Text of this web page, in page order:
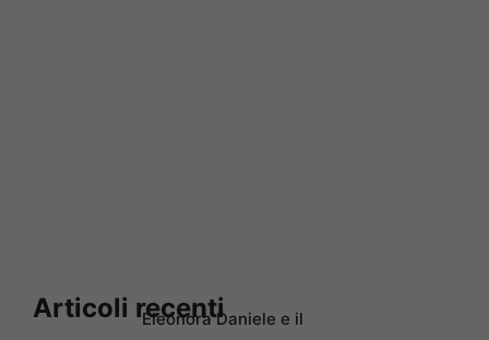
Articoli recentiEleonora Daniele e il